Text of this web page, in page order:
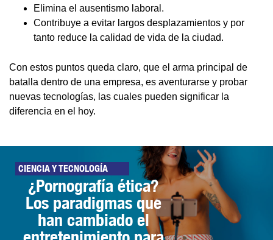
Elimina el ausentismo laboral.
Contribuye a evitar largos desplazamientos y por
tanto reduce la calidad de vida de la ciudad.
Con estos puntos queda claro, que el arma principal de
batalla dentro de una empresa, es aventurarse y probar
nuevas tecnologías, las cuales pueden significar la
diferencia en el hoy.
CIENCIA Y TECNOLOGÍA
¿Pornografía ética?
Los paradigmas que
han cambiado el